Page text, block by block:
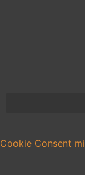
Cookie Consent